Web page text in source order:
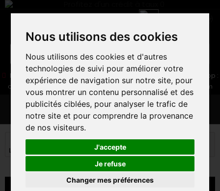
Nous utilisons des cookies
Nous utilisons des cookies et d'autres
technologies de suivi pour améliorer votre
expérience de navigation sur notre site, pour
vous montrer un contenu personnalisé et des
publicités ciblées, pour analyser le trafic de
notre site et pour comprendre la provenance
de nos visiteurs.
J'accepte
Je refuse
Changer mes préférences
Boutique :05 16 83 64 41 / Web : 06 30 32 02 25
Web-Shop :
contact86@freecycle.fr/ Atelier-SAV :freecyclesav@gmail.com
MENU
VELOS DE ROUTE
EQUIPEMENTS ROUTE
LUNETTES
LUNETTES 100% S3